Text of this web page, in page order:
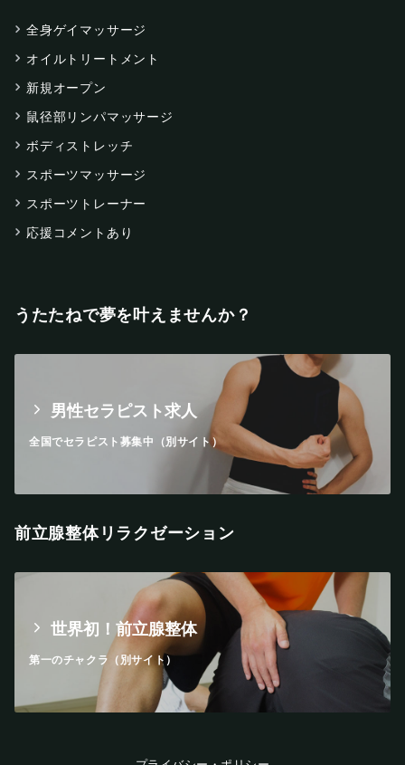
全身ゲイマッサージ
オイルトリートメント
新規オープン
鼠径部リンパマッサージ
ボディストレッチ
スポーツマッサージ
スポーツトレーナー
応援コメントあり
うたたねで夢を叶えませんか？
男性セラピスト求人
全国でセラピスト募集中（別サイト）
前立腺整体リラクゼーション
世界初！前立腺整体
第一のチャクラ（別サイト）